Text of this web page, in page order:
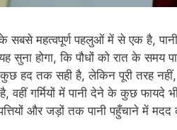
के सबसे महत्वपूर्ण पहलुओं में से एक है,
होगा, कि पौधों को रात के समय
हद तक सही है, लेकिन पूरी तरह
वहीं गर्मियों में पानी देने के कुछ फायदे
पत्तियों और जड़ों तक पानी पहुँचाने में